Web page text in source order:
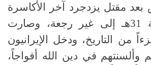
مقتل يزدجرد آخر الأكاسرة
الساسانيين سنة 31هـ إلى غير رجعة، وصارت
من التاريخ، ودخل الإيرانيون
وألسنتهم في دين الله أفواجاً،